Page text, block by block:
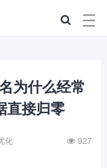
为什么经常
直接归零
化 927